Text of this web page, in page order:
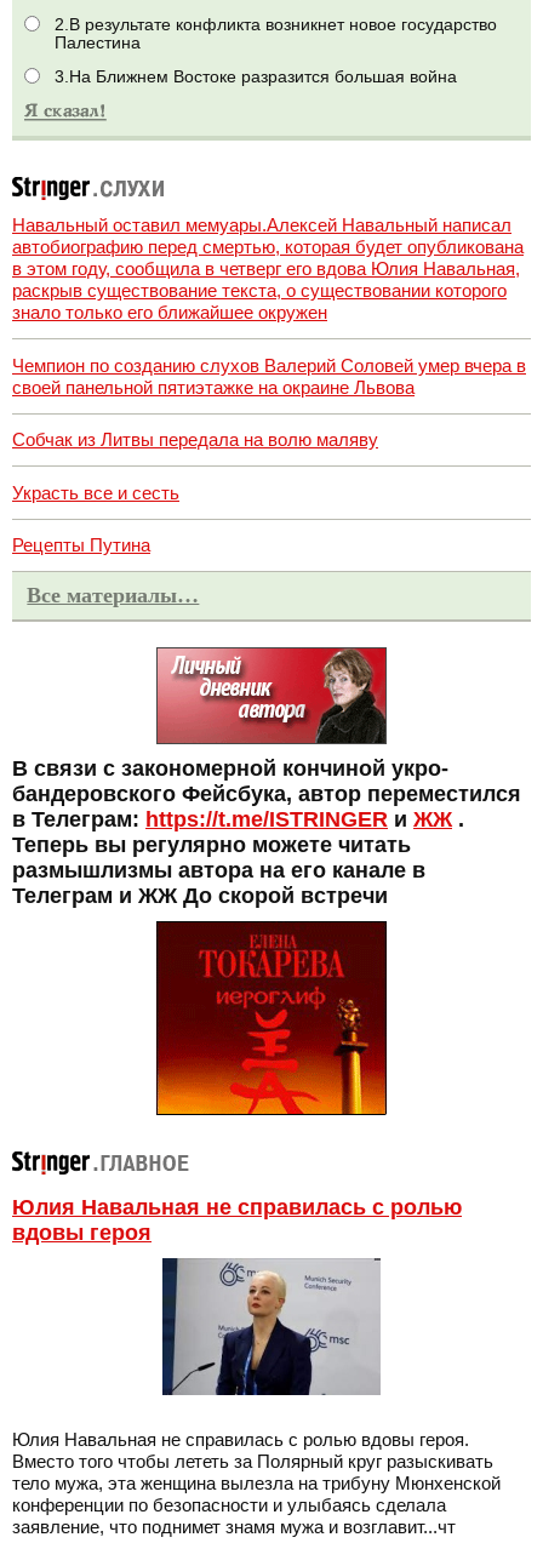
2.В результате конфликта возникнет новое государство
Палестина
3.На Ближнем Востоке разразится большая война
Навальный оставил мемуары.Алексей Навальный написал
автобиографию перед смертью, которая будет опубликована
в этом году, сообщила в четверг его вдова Юлия Навальная,
раскрыв существование текста, о существовании которого
знало только его ближайшее окружен
Чемпион по созданию слухов Валерий Соловей умер вчера в
своей панельной пятиэтажке на окраине Львова
Собчак из Литвы передала на волю маляву
Украсть все и сесть
Рецепты Путина
Все материалы…
В связи с закономерной кончиной укро-
бандеровского Фейсбука, автор переместился
в Телеграм: https://t.me/ISTRINGER и ЖЖ .
Теперь вы регулярно можете читать
размышлизмы автора на его канале в
Телеграм и ЖЖ До скорой встречи
Юлия Навальная не справилась с ролью
вдовы героя
Юлия Навальная не справилась с ролью вдовы героя.
Вместо того чтобы лететь за Полярный круг разыскивать
тело мужа, эта женщина вылезла на трибуну Мюнхенской
конференции по безопасности и улыбаясь сделала
заявление, что поднимет знамя мужа и возглавит...чт